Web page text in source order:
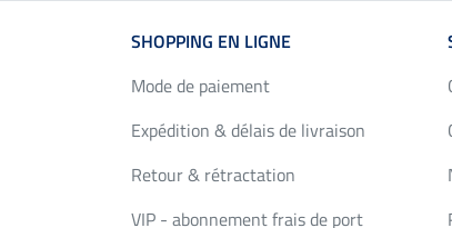
SHOPPING EN LIGNE
Mode de paiement
Expédition & délais de livraison
Retour & rétractation
VIP - abonnement frais de port